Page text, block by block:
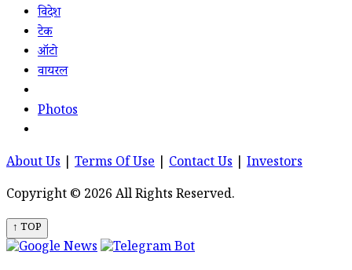
विदेश
टेक
ऑटो
वायरल
Photos
About Us Terms Of Use Contact Us
Investors
Copyright © 2026 All Rights Reserved.
↑ TOP